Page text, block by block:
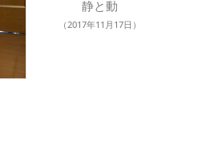
静と動
（2017年11月17日）